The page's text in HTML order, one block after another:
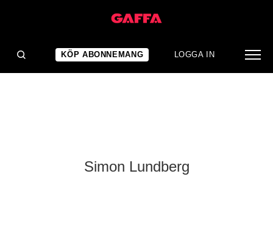
KÖP ABONNEMANG LOGGA IN
Simon Lundberg